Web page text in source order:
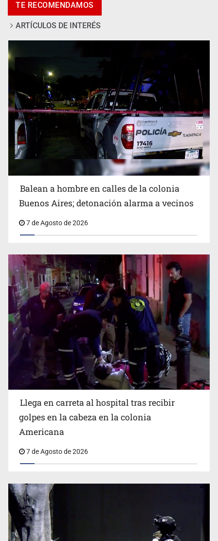
SCJN ordena al Congreso de Jalisco eliminar la
adopción simple
Cae ex mando por agresión a ex pareja y procesan a
agente por abuso a menor
Balean a hombre en calles de la colonia Buenos Aires;
detonación alarma a vecinos
TE RECOMENDAMOS
ARTÍCULOS DE INTERÉS
Balean a hombre en calles de la colonia
Buenos Aires; detonación alarma a vecinos
7 de Agosto de 2026
Llega en carreta al hospital tras recibir
golpes en la cabeza en la colonia
Americana
7 de Agosto de 2026